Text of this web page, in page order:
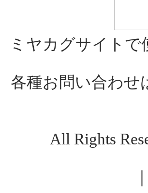
ミヤカグサイト
各種お問い合わせ
All Rights